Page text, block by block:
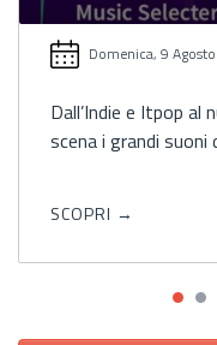
Domenica, 9
Dall’Indie e Itpop
scena i grandi suoni
SCOPRI →